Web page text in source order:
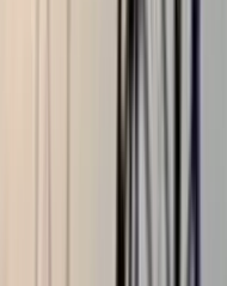
প্রিন্ট এন্ড সেভ